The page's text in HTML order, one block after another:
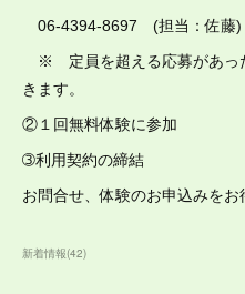
06-4394-8697 (担当：佐藤)
※ 定員を超える応募があっ
きます。
②１回無料体験に参加
➂利用契約の締結
お問合せ、体験のお申込みをお
新着情報(42)